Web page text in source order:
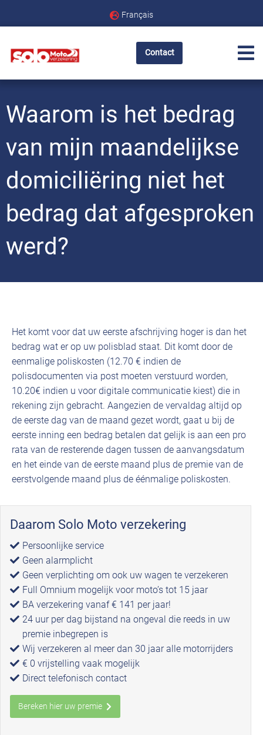
Français
Contact
Waarom is het bedrag
van mijn maandelijkse
domiciliëring niet het
bedrag dat afgesproken
werd?
Het komt voor dat uw eerste afschrijving hoger is dan het
bedrag wat er op uw polisblad staat. Dit komt door de
eenmalige poliskosten (12.70 € indien de
polisdocumenten via post moeten verstuurd worden,
10.20€ indien u voor digitale communicatie kiest) die in
rekening zijn gebracht. Aangezien de vervaldag altijd op
de eerste dag van de maand gezet wordt, gaat u bij de
eerste inning een bedrag betalen dat gelijk is aan een pro
rata van de resterende dagen tussen de aanvangsdatum
en het einde van de eerste maand plus de premie van de
eerstvolgende maand plus de éénmalige poliskosten.
Daarom Solo Moto verzekering
Persoonlijke service
Geen alarmplicht
Geen verplichting om ook uw wagen te verzekeren
Full Omnium mogelijk voor moto’s tot 15 jaar
BA verzekering vanaf € 141 per jaar!
24 uur per dag bijstand na ongeval die reeds in uw
premie inbegrepen is
Wij verzekeren al meer dan 30 jaar alle motorrijders
€ 0 vrijstelling vaak mogelijk
Direct telefonisch contact
Bereken hier uw premie